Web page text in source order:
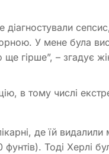
У мене була
ще гірше”, – згадує
в тому числі
де їй
Тоді Херлі